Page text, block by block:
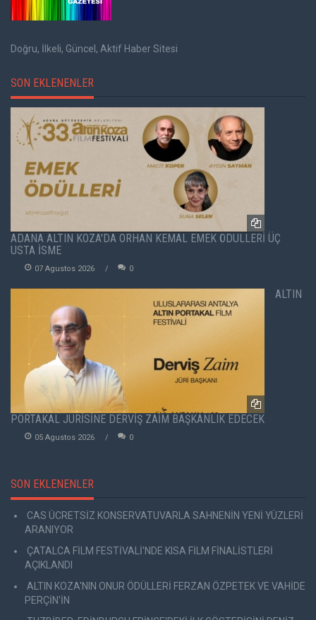
Doğru, İlkeli, Güncel, Aktif Haber Sitesi
SON EKLENENLER
ADANA ALTIN KOZA'DA ORHAN KEMAL EMEK ÖDÜLLERİ ÜÇ
USTA İSME
07 Agustos 2026 0
ALTIN
PORTAKAL JÜRİSİNE DERVİŞ ZAİM BAŞKANLIK EDECEK
05 Agustos 2026 0
SON EKLENENLER
CAS ÜCRETSİZ KONSERVATUVARLA SAHNENİN YENİ YÜZLERİ
ARANIYOR
ÇATALCA FİLM FESTİVALİ'NDE KISA FİLM FİNALİSTLERİ
AÇIKLANDI
ALTIN KOZA'NIN ONUR ÖDÜLLERİ FERZAN ÖZPETEK VE VAHİDE
PERÇİN'İN